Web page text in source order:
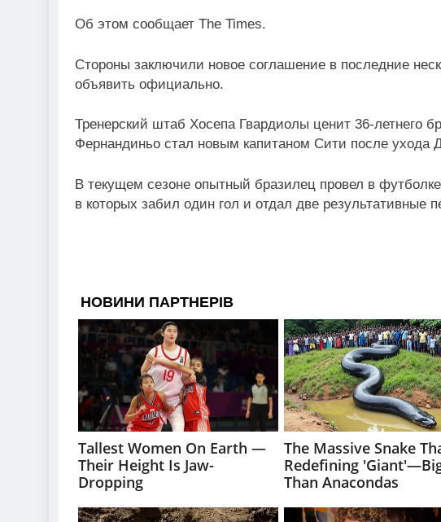
Об этом сообщает The Times.
Стороны заключили новое соглашение в последние
объявить официально.
Тренерский штаб Хосепа Гвардиолы ценит 36-летнего
Фернандиньо стал новым капитаном Сити после ухода
В текущем сезоне опытный бразилец провел в
в которых забил один гол и отдал две результативные